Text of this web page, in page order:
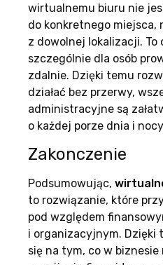
wirtualnemu biuru nie
do konkretnego miejsca,
z dowolnej lokalizacji. To
szczególnie dla osób
zdalnie. Dzięki temu
działać bez przerwy,
administracyjne są
o każdej porze dnia i
Zakonczenie
Podsumowując,
to rozwiązanie, które
pod względem
i organizacyjnym. Dzięki
się na tym, co w